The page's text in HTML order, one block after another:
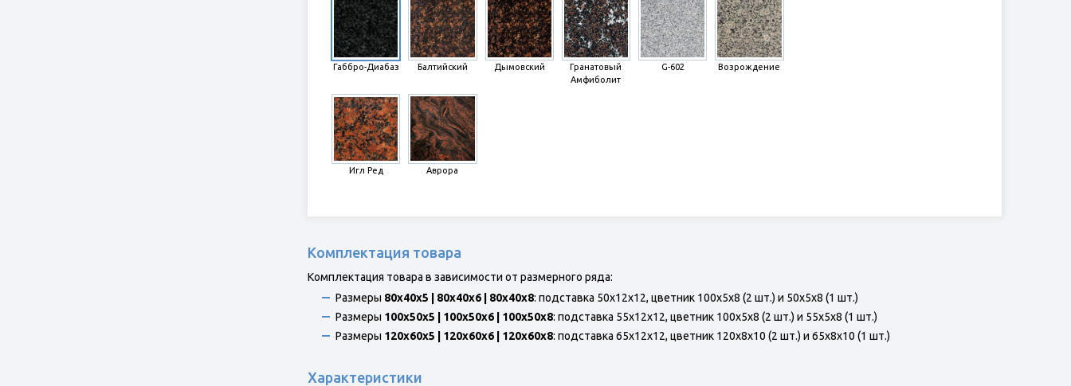
Габбро-Диабаз Балтийский Дымовский
Гранатовый
Амфиболит
G-602 Возрождение
Игл Ред Аврора
Комплектация товара
Комплектация товара в зависимости от размерного ряда:
Размеры 80х40х5 | 80х40х6 | 80х40х8: подставка 50х12х12, цветник 100x5x8 (2 шт.) и 50x5x8 (1 шт.)
Размеры 100х50х5 | 100х50х6 | 100х50х8: подставка 55х12х12, цветник 100x5x8 (2 шт.) и 55x5x8 (1 шт.)
Размеры 120х60х5 | 120х60х6 | 120х60х8: подставка 65х12х12, цветник 120x8x10 (2 шт.) и 65x8x10 (1 шт.)
Характеристики